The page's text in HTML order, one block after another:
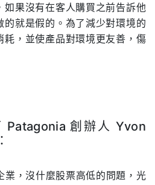
果沒有在客人購買之前告訴他
就是假的。為了減少對環境的
耗，並使產品對環境更友善，傷
Patagonia 創辦人 Yvon
業，沒什麼股票高低的問題，光